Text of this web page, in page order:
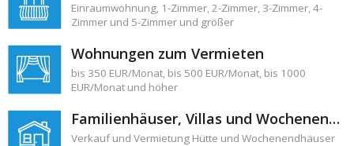
Einraumwohnung, 1-Zimmer,2-Zimmer, 3-Zimmer,4-
Zimmer und 5-Zimmer und größer
Wohnungen zum Vermieten
bis 350 EUR/Monat, bis 500 EUR/Monat, bis 1000
EUR/Monat und höher
Familienhäuser, Villas und Wochenendhäuser
Verkaufund Vermietung Hütte und Wochenendhäuser